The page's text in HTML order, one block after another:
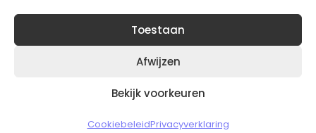
Toestaan
Afwijzen
Bekijk voorkeuren
CookiebeleidPrivacyverklaring